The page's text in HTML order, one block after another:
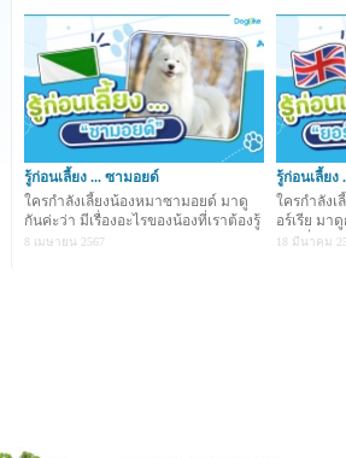
บิชอง ฟริเซ่ (Bichon Frise)
น้องหมาหัวใจบานฉ่ำ
รู้ก่อนเลี้ยง ... ซามอยด์
ใครกำลังเลี้ยงน้องหมาซามอยด์ มาดู
กันค่ะว่า มีเรื่องอะไรของน้องที่เราต้องรู้
บ้าง ...
8 เมษายน 2567
รู้ก่อนเลี้ยง
ใครกำลังเ
อร์เรีย มา
น้องที่เราต้อ
18 มีนาคม